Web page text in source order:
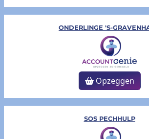
ONDERLINGE 'S-
Opzeggen
SOS PECHHULP